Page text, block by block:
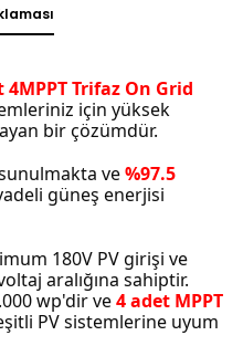
Trifaz On Grid
için yüksek
bir çözümdür.
ve%97.5
güneş enerjisi
180V PV girişi ve
aralığına sahiptir.
wp'dir ve4 adet MPPT
PV sistemlerine uyum